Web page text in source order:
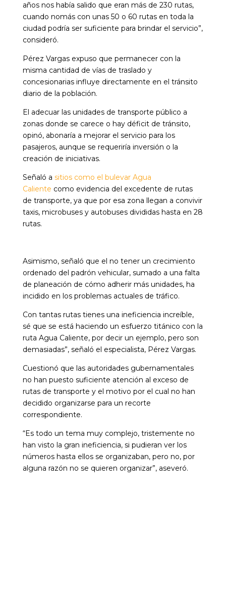
años nos había salido que eran más de 230 rutas,
cuando nomás con unas 50 o 60 rutas en toda la
ciudad podría ser suficiente para brindar el servicio”,
consideró.
Pérez Vargas expuso que permanecer con la
misma cantidad de vías de traslado y
concesionarias influye directamente en el tránsito
diario de la población.
El adecuar las unidades de transporte público a
zonas donde se carece o hay déficit de tránsito,
opinó, abonaría a mejorar el servicio para los
pasajeros, aunque se requeriría inversión o la
creación de iniciativas.
Señaló a sitios como el bulevar Agua
Caliente como evidencia del excedente de rutas
de transporte, ya que por esa zona llegan a convivir
taxis, microbuses y autobuses divididas hasta en 28
rutas.
Asimismo, señaló que el no tener un crecimiento
ordenado del padrón vehicular, sumado a una falta
de planeación de cómo adherir más unidades, ha
incidido en los problemas actuales de tráfico.
Con tantas rutas tienes una ineficiencia increíble,
sé que se está haciendo un esfuerzo titánico con la
ruta Agua Caliente, por decir un ejemplo, pero son
demasiadas”, señaló el especialista, Pérez Vargas.
Cuestionó que las autoridades gubernamentales
no han puesto suficiente atención al exceso de
rutas de transporte y el motivo por el cual no han
decidido organizarse para un recorte
correspondiente.
“Es todo un tema muy complejo, tristemente no
han visto la gran ineficiencia, si pudieran ver los
números hasta ellos se organizaban, pero no, por
alguna razón no se quieren organizar”, aseveró.